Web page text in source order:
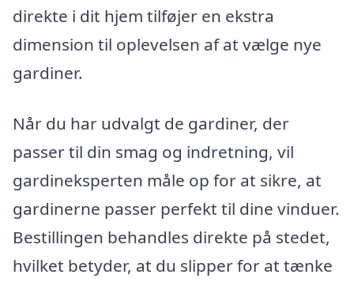
direkte i dit hjem tilføjer en ekstra
dimension til oplevelsen af at vælge nye
gardiner.
Når du har udvalgt de gardiner, der
passer til din smag og indretning, vil
gardineksperten måle op for at sikre, at
gardinerne passer perfekt til dine vinduer.
Bestillingen behandles direkte på stedet,
hvilket betyder, at du slipper for at tænke